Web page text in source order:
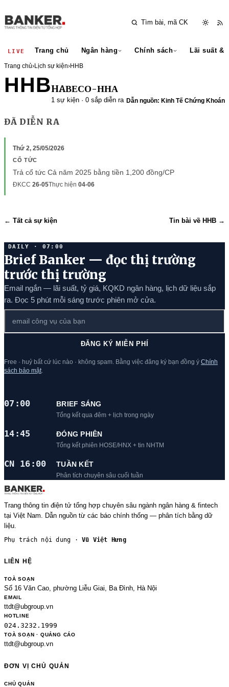
LIVE Trang chủ Ngân hàng Chính sách Lãi suất &
Trang chủ›Lịch sự kiện›HHB
HHBHAВЕСО-ННА
1 sự kiện · 0 sắp diễn ra Dẫn nguồn: Kinh Tế Chứng Khoán
ĐÃ DIỄN RA
Thứ 2, 25/05/2026
CỔ TỨC
Trả cổ tức Cả năm 2025 bằng tiền 1,200 đồng/CP
ĐKCC 26-05Thực hiện 04-06
← Tất cả sự kiện Tin bài về HHB →
DAILY · 07:00
Brief Banker — đọc thị trường
trước thị trường
Email ngắn — lãi suất, tỷ giá, KQKD ngân hàng, lịch dữ liệu sắp
ra. Đọc 5 phút mỗi sáng trước phiên mở cửa.
ĐĂNG KÝ MIỄN PHÍ
Free · huỷ bất cứ lúc nào · không spam. Bằng việc đăng ký bạn đồng ý Chính
sách bảo mật
07:00 BRIEF SÁNG
Tổng kết qua đêm + lịch trong ngày
14:45 ĐÓNG PHIÊN
Tổng kết phiên HOSE/HNX + tin NHTM
CN 16:00 TUẦN KẾT
Phân tích chuyên sâu cuối tuần
Trang thông tin điện tử tổng hợp chuyên sâu ngành ngân hàng & fintech
tại Việt Nam. Dẫn nguồn từ các báo chính thống — phân tích bằng dữ
liệu.
Phụ trách nội dung ·Vũ Việt Hưng
LIÊN HỆ
TOÀ SOẠN
Số 16 Văn Cao, phường Liễu Giai, Ba Đình, Hà Nội
EMAIL
ttdt@ubgroup.vn
HOTLINE
024.3232.1999
TOÀ SOẠN · QUẢNG CÁO
ttdt@ubgroup.vn
ĐƠN VỊ CHỦ QUẢN
CHỦ QUẢN